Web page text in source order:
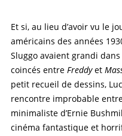
Et si, au lieu d’avoir vu le
américains des années
Sluggo avaient grandi
coincés entre Freddyet
petit recueil de dessins,
rencontre improbable
minimaliste d’Ernie
cinéma fantastique et